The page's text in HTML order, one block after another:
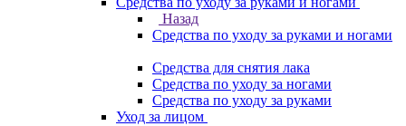
Назад
Средства по уходу за руками и ногами
Средства для снятия лака
Средства по уходу за ногами
Средства по уходу за руками
Уход за лицом